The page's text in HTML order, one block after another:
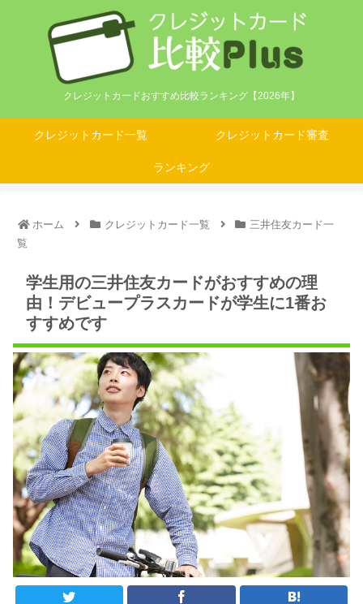
クレジットカードおすすめ比較ランキング【2026年】
クレジットカード一覧 クレジットカード審査
ランキング
ホーム クレジットカード一覧
三井住友カード一
覧
学生用の三井住友カードがおすすめの理
由！デビュープラスカードが学生に1番お
すすめです